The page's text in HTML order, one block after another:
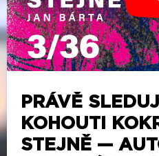
PRÁVĚ
KOHOUTI
STEJNĚ —